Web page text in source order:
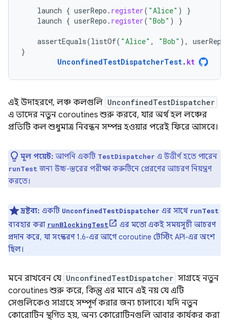
launch { userRepo . register( "Alice" )
}
launch { userRepo . register( "Bob" ) }
assertEquals(listOf( "Alice" , "Bob" ), userRepo
}
UnconfinedTestDispatcherTest. kt
এই উদাহরণে, লঞ্চ কলগুলি UnconfinedTestDispatcher
এ তাদের নতুন coroutines শুরু করবে, যার অর্থ হল লঞ্চের
প্রতিটি কল শুধুমাত্র নিবন্ধন সম্পন্ন হওয়ার পরেই ফিরে আসবে।
মূল পয়েন্ট: আপনি একটি TestDispatcher এ উত্তীর্ণ হতে পারেন
runTest জন্য উচ্চ-স্তরের পরীক্ষা করুটিনে প্রেরণের আচরণ নিয়ন্ত্রণ
করতে।
দ্রষ্টব্য: একটি UnconfinedTestDispatcher এর সাথে runTest
ব্যবহার করা runBlockingTest
এর মতো একই সময়সূচী আচরণ
প্রদান করে, যা সংস্করণ 1.6-এর আগে coroutine টেস্টিং API-এর অংশ
ছিল।
মনে রাখবেন যে UnconfinedTestDispatcher সাগ্রহে নতুন
coroutines শুরু করে, কিন্তু এর মানে এই নয় যে এটি
সেগুলিকেও সাগ্রহে সম্পূর্ণ করার জন্য চালাবে। যদি নতুন
কোরোটিন স্থগিত হয়, অন্য কোরোটিনগুলি আবার কার্যকর করা